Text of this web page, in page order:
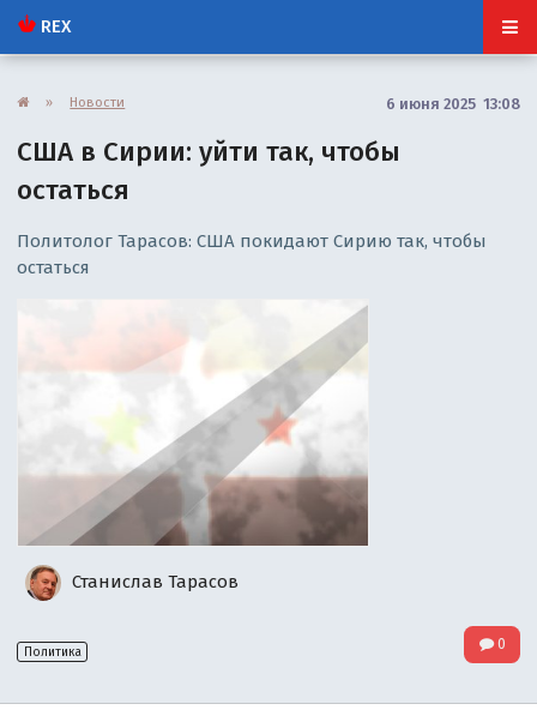
REX
» Новости 6 июня 2025 13:08
США в Сирии: уйти так, чтобы
остаться
Политолог Тарасов: США покидают Сирию так, чтобы
остаться
Станислав Тарасов
Политика 0